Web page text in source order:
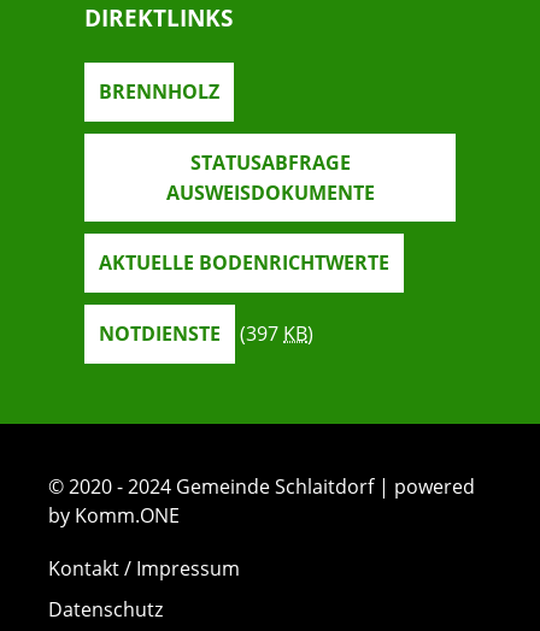
DIREKTLINKS
BRENNHOLZ
STATUSABFRAGE
AUSWEISDOKUMENTE
AKTUELLE BODENRICHTWERTE
NOTDIENSTE (397 KB)
© 2020 - 2024 Gemeinde Schlaitdorf | powered
by Komm.ONE
Kontakt / Impressum
Datenschutz